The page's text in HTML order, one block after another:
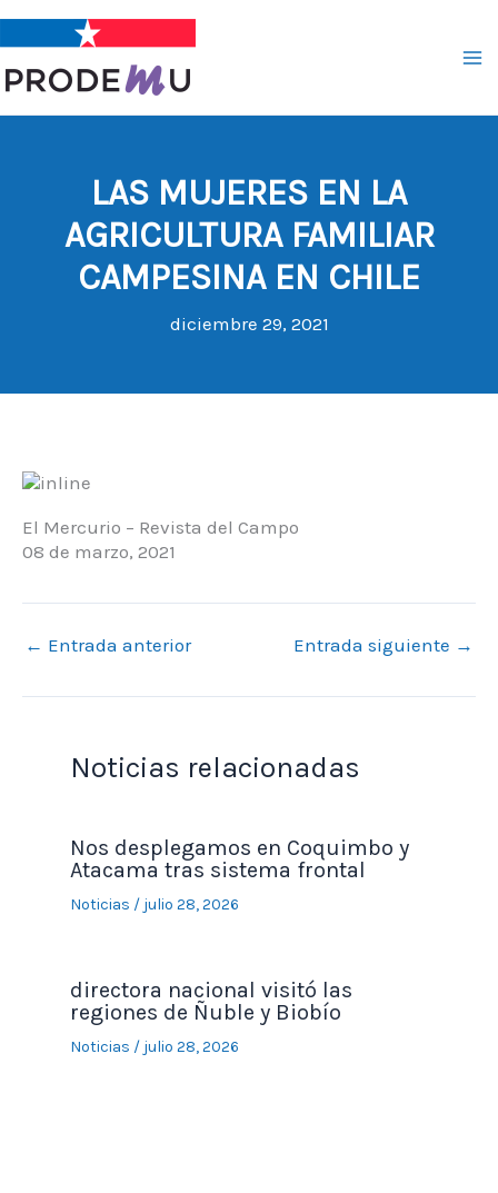
contenido
LAS MUJERES EN LA
AGRICULTURA FAMILIAR
CAMPESINA EN CHILE
diciembre 29, 2021
El Mercurio – Revista del Campo
08 de marzo, 2021
← Entrada anterior Entrada siguiente →
Noticias relacionadas
Nos desplegamos en Coquimbo y
Atacama tras sistema frontal
Noticias / julio 28, 2026
directora nacional visitó las
regiones de Ñuble y Biobío
Noticias / julio 28, 2026